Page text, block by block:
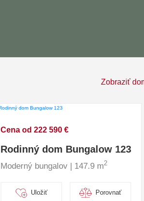
Zobraziť
Cena od 222 590 €
Rodinný dom Bungalow 123
Moderný bungalov | 147.9 m2
Uložiť Porovnať